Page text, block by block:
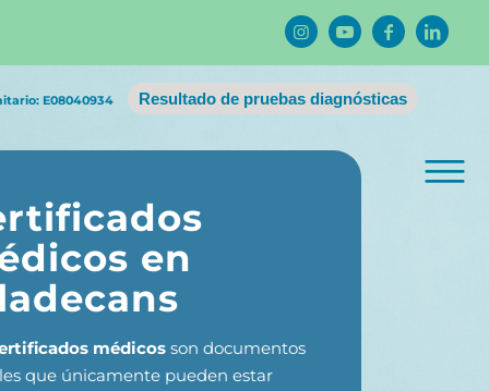
E08040934 Resultado de pruebas diagnósticas
en
médicos son documentos
que únicamente pueden estar